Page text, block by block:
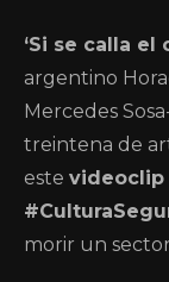
‘Si se calla el
argentino
Mercedes
treintena de
este videoclip
morir un